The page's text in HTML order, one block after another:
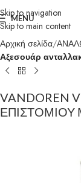
Skip to navigation
Skip to main content
MENU
Αρχική σελίδα
Αξεσουάρ
VANDOREN
ΕΠΙΣΤΟΜΙΟΥ